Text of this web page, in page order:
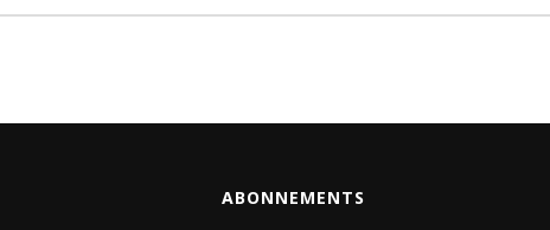
ABONNEMENTS